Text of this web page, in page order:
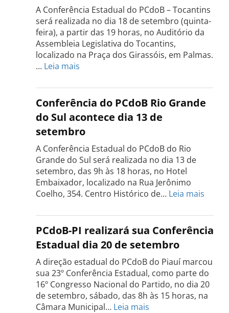
A Conferência Estadual do PCdoB – Tocantins
será realizada no dia 18 de setembro (quinta-
feira), a partir das 19 horas, no Auditório da
Assembleia Legislativa do Tocantins,
localizado na Praça dos Girassóis, em Palmas.
… Leia mais
Estadual
do
PCdoB
Tocantins
será
realizada
dia
18
de
setembro
Conferência do PCdoB Rio Grande
do Sul acontece dia 13 de
setembro
A Conferência Estadual do PCdoB do Rio
Grande do Sul será realizada no dia 13 de
setembro, das 9h às 18 horas, no Hotel
Embaixador, localizado na Rua Jerônimo
Coelho, 354. Centro Histórico de… Leia mais
do
PCdoB
Rio
do
Sul
dia
PCdoB-PI realizará sua Conferência
Estadual dia 20 de setembro
A direção estadual do PCdoB do Piauí marcou
sua 23º Conferência Estadual, como parte do
16º Congresso Nacional do Partido, no dia 20
de setembro, sábado, das 8h às 15 horas, na
Câmara Municipal… Leia mais